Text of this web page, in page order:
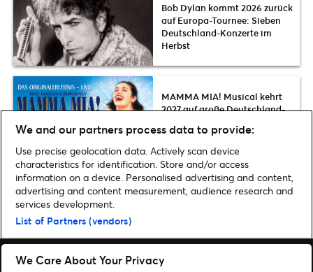
Bob Dylan kommt 2026 zurück
auf Europa-Tournee: Sieben
Deutschland-Konzerte im
Herbst
MAMMA MIA! Musical kehrt
2027 auf große Deutschland-
Infos zum Vorverkauf
Home»Musik»Rihanna – Tickets ab Montag im Presale!
We and our partners process data to provide:
Use precise geolocation data. Actively scan device
characteristics for identification. Store and/or access
information on a device. Personalised advertising and content,
advertising and content measurement, audience research and
services development.
List of Partners (vendors)
We Care About Your Privacy